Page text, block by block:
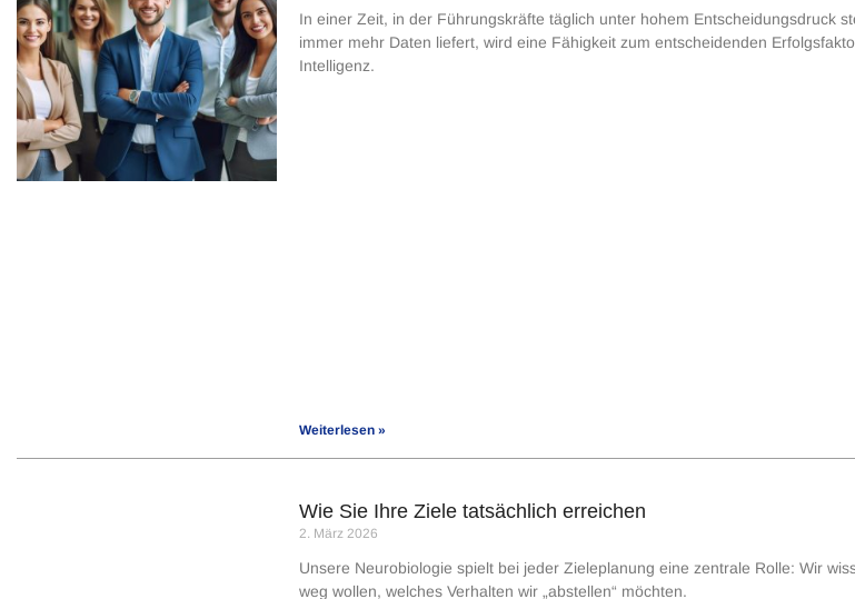
In einer Zeit, in der Führungskräfte täglich unter hohem Entscheidungsdruck
immer mehr Daten liefert, wird eine Fähigkeit zum entscheidenden
Intelligenz.
Weiterlesen »
Wie Sie Ihre Ziele tatsächlich erreichen
2. März 2026
Unsere Neurobiologie spielt bei jeder Zieleplanung eine zentrale Rolle: Wir
weg wollen, welches Verhalten wir „abstellen“ möchten.